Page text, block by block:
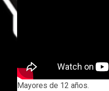
Mayores de 12 años.